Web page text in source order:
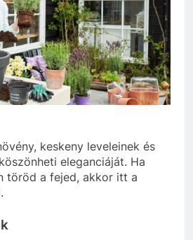
keskeny leveleinek és
eleganciáját. Ha
töröd a fejed, akkor itt a